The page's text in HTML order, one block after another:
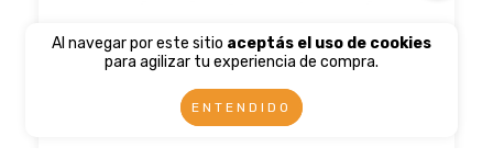
Al navegar por este sitio aceptás el uso de cookies
para agilizar tu experiencia de compra.
ENTENDIDO
Arnes Mystic Aviator Seat P26
$177.51 USD
conTransferencia o deposito